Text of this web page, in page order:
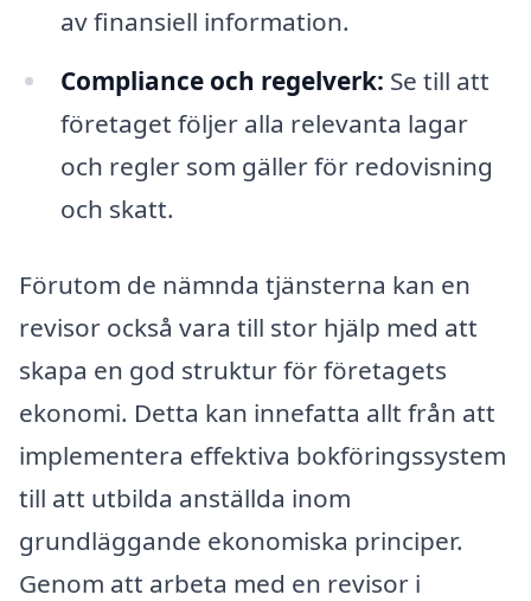
av finansiell information.
Compliance och regelverk: Se till att
företaget följer alla relevanta lagar
och regler som gäller för redovisning
och skatt.
Förutom de nämnda tjänsterna kan en
revisor också vara till stor hjälp med att
skapa en god struktur för företagets
ekonomi. Detta kan innefatta allt från att
implementera effektiva bokföringssystem
till att utbilda anställda inom
grundläggande ekonomiska principer.
Genom att arbeta med en revisor i